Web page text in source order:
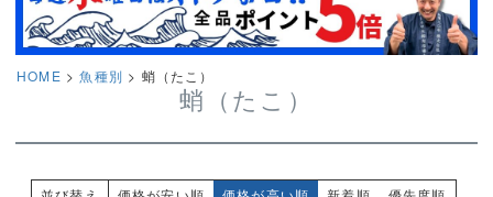
HOME 魚種別 蛸（たこ）
蛸（たこ）